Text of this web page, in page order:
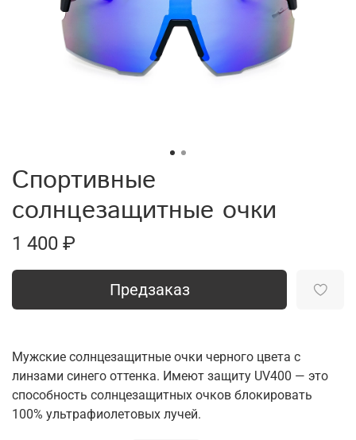
Спортивные
солнцезащитные очки
1 400 ₽
Предзаказ
Мужские солнцезащитные очки черного цвета с
линзами синего оттенка. Имеют защиту UV400 — это
способность солнцезащитных очков блокировать
100% ультрафиолетовых лучей.